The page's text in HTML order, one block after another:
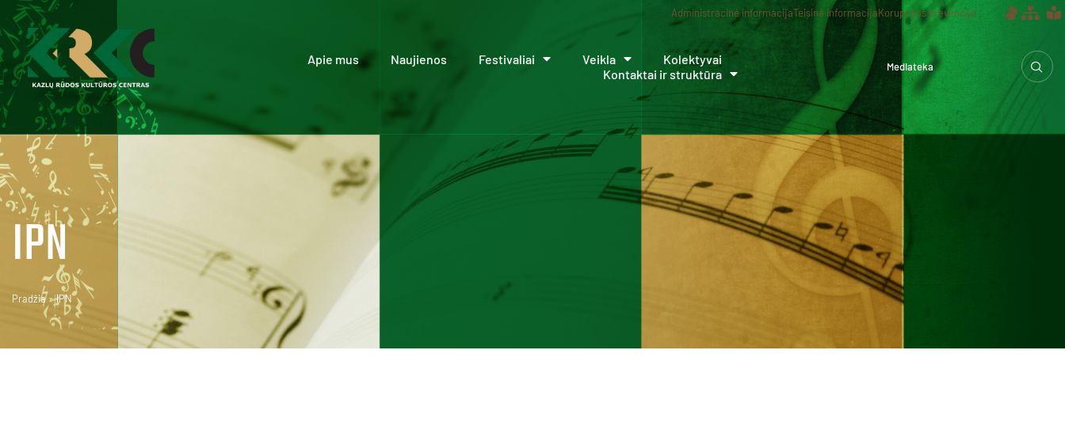
Administracinė informacijaTeisinė informacijaKorupcijos prevencija
Apie mus Naujienos Festivaliai Veikla
Kolektyvai
Kontaktai ir struktūra
Mediateka
IPN
Pradžia»IPN